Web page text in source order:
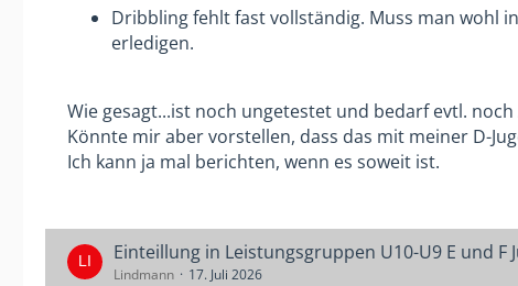
Dribbling fehlt fast vollständig. Muss man wohl
erledigen.
Wie gesagt...ist noch ungetestet und bedarf evtl. noch
Könnte mir aber vorstellen, dass das mit meiner D-
Ich kann ja mal berichten, wenn es soweit ist.
Einteillung in Leistungsgruppen U10-U9 E und F
Lindmann 17. Juli 2026